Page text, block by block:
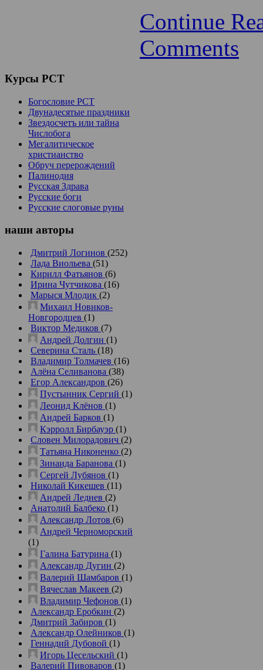
Continue
Comments
Курсы РСТ
Богословие РСТ
Двунадесятые праздники
Звездосчетъ или тайна
Числобога
Мегалитическое
христианство
Обруч перерождений
Палинодия
Русская Здрава
Русские боги
Русские слоговые руны
наши авторы
Дмитрий Логинов (252)
Лада Виольева (51)
Кирилл Фатьянов (6)
Ирина Чутчикова (16)
Марыся Млодик (2)
Михаил Новиков-
Новгородцев (1)
Виктор Медиков (7)
Андрей Долгин (1)
Северина Сталь (18)
Владимир Толмачев (16)
Алёна Селиванова (38)
Егор Александров (26)
Пустынник Сергий (1)
Леонид Клёнов (1)
Андрей Барков (1)
Кэрролл Бирбауэр (1)
Словен Милорадович (2)
Татьяна Никоненко (2)
Зинаида Баранова (1)
Сергей Лубянов (1)
Николай Кикешев (11)
Андрей Леднев (2)
Анатолий Балбеко (1)
Александр Лотов (6)
Андрей Черноморский
(1)
Галина Батурина (1)
Александр Дугин (2)
Валерий Шамбаров (1)
Вячеслав Макеев (2)
Владимир Чефонов (1)
Александр Еробкин (2)
Дмитрий Забиров (1)
Александр Олейников (1)
Геннадий Дубовой (1)
Игорь Цесельский (1)
Валерий Пивоваров (1)